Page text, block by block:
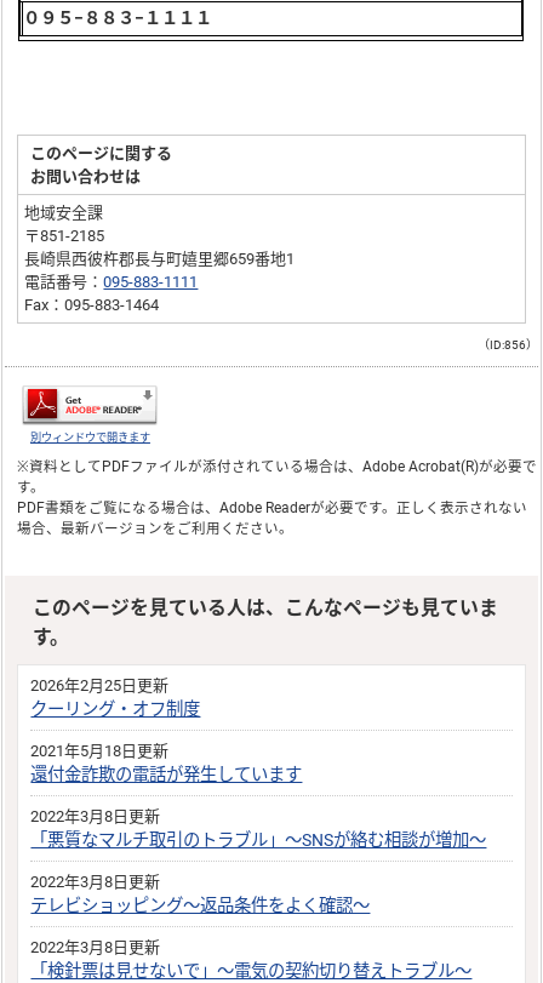
０９５−８８３−１１１１
このページに関する
お問い合わせは
地域安全課
〒851-2185
長崎県西彼杵郡長与町嬉里郷659番地1
電話番号：095-883-1111
Fax：095-883-1464
（ID:856）
別ウィンドウで開きます
※資料としてPDFファイルが添付されている場合は、Adobe Acrobat(R)が必要で
す。
PDF書類をご覧になる場合は、Adobe Readerが必要です。正しく表示されない
場合、最新バージョンをご利用ください。
このページを見ている人は、こんなページも見ていま
す。
2026年2月25日更新
クーリング・オフ制度
2021年5月18日更新
還付金詐欺の電話が発生しています
2022年3月8日更新
「悪質なマルチ取引のトラブル」～SNSが絡む相談が増加～
2022年3月8日更新
テレビショッピング～返品条件をよく確認～
2022年3月8日更新
「検針票は見せないで」～電気の契約切り替えトラブル～